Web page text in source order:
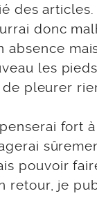
des
donc
absence
les
de pleurer
fort
pouvoir
retour, je